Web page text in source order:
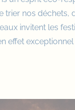
trier nos déchets,
invitent les
effet